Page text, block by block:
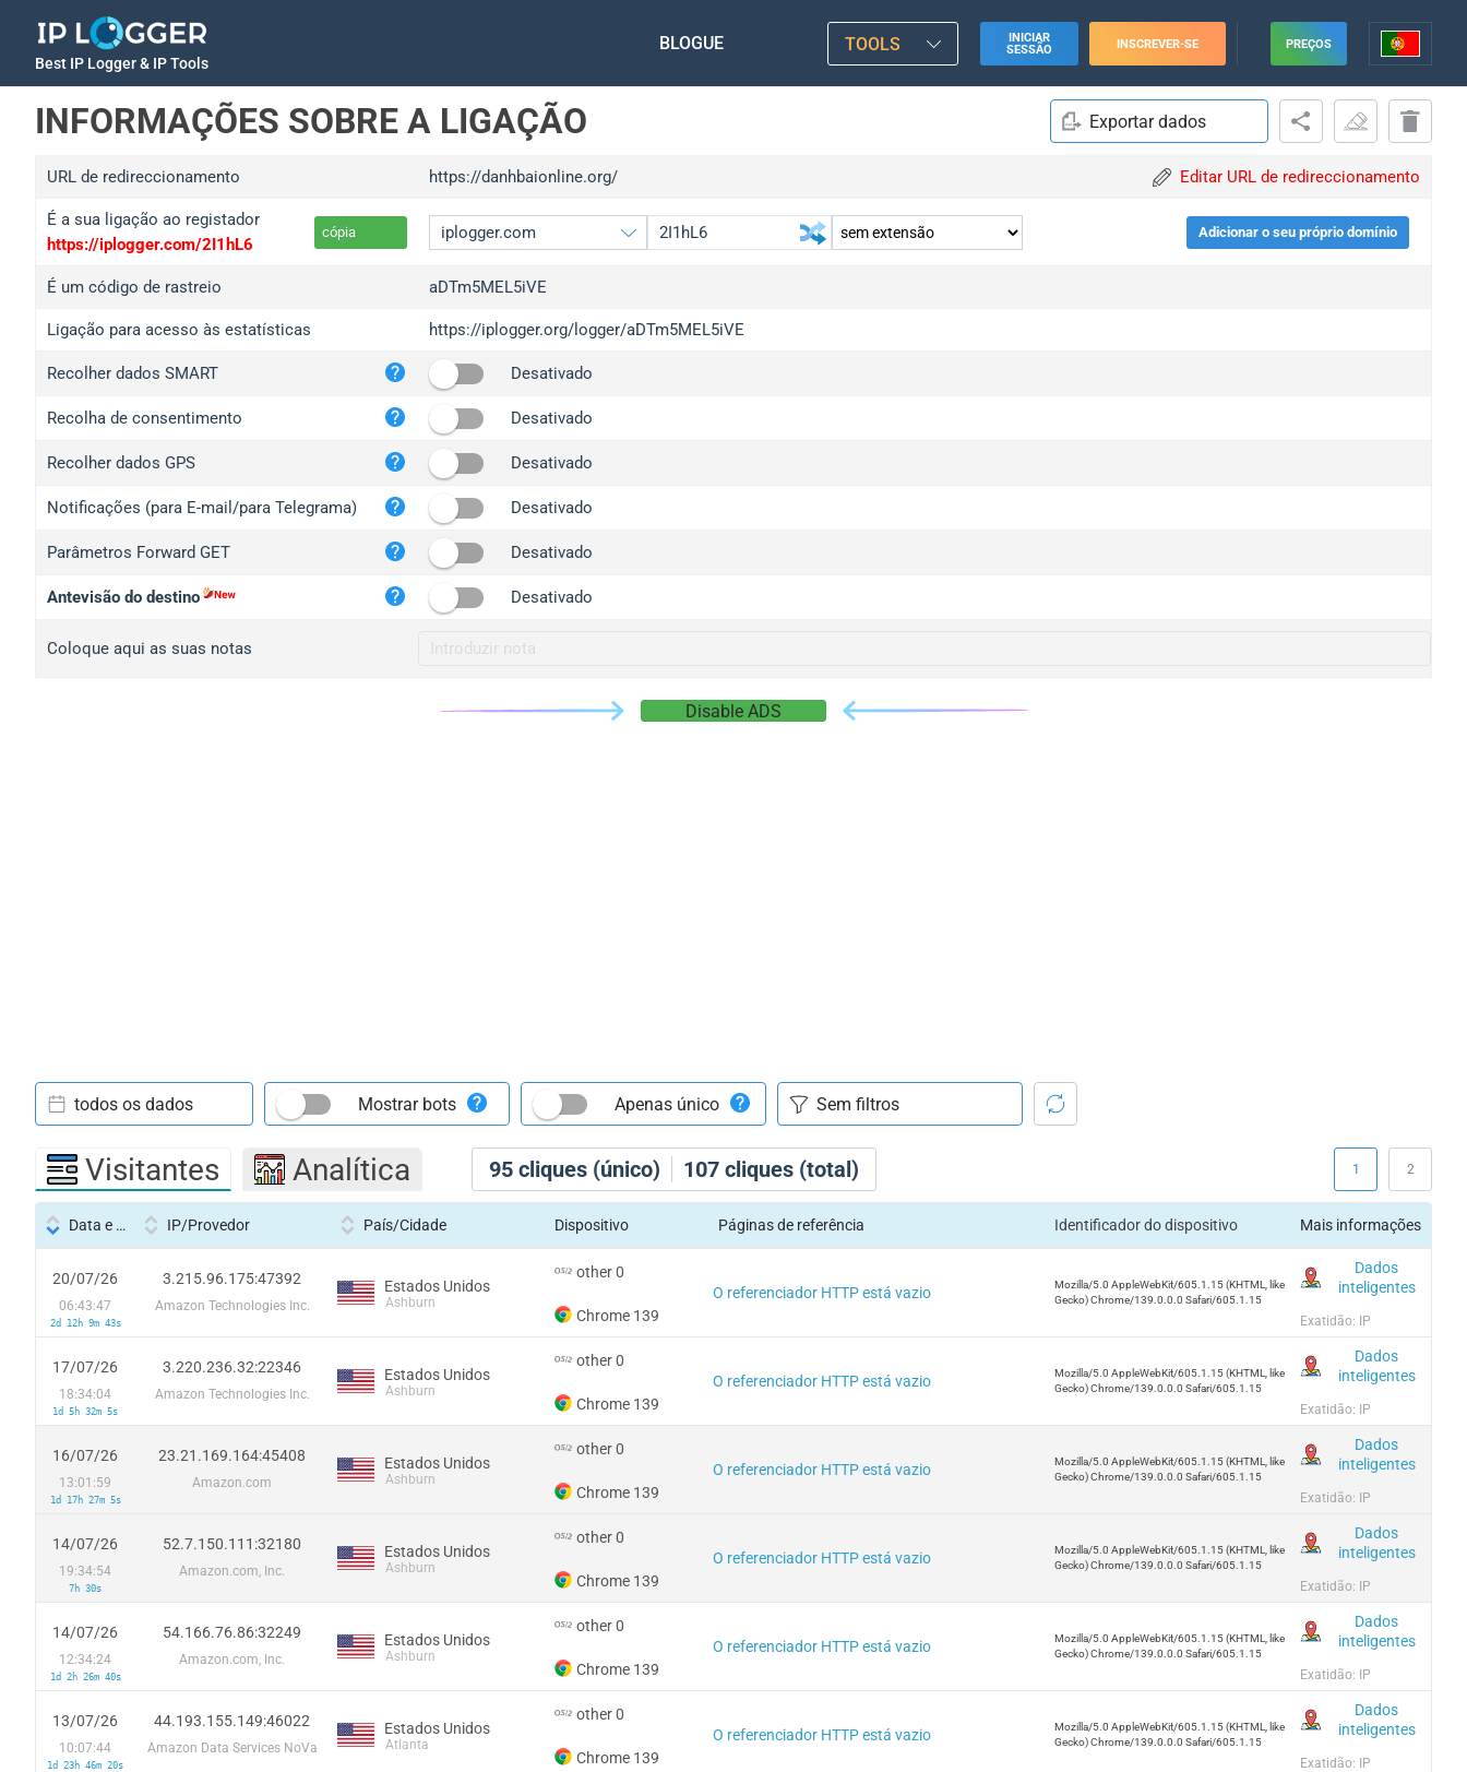
Best IP Logger & IP Tools
BLOGUE TOOLS
INICIAR
SESSÃO
INSCREVER-SE PREÇOS
INFORMAÇÕES SOBRE A LIGAÇÃO Exportar dados
URL de redireccionamento https://danhbaionline.org/ Editar URL de redireccionamento
É a sua ligação ao registador
https://iplogger.com/2I1hL6
cópia
iplogger.org
wl.gl
ed.tc
iplogger.com
iplogger.co
2no.co
yip.su
iplogger.info
Adicionar o seu próprio domínio
É um código de rastreio aDTm5MEL5iVE
Ligação para acesso às estatísticas https://iplogger.org/logger/aDTm5MEL5iVE
Recolher dados SMART Desativado
Recolha de consentimento Desativado
Recolher dados GPS Desativado
Notificações (para E-mail/para Telegrama) Desativado
Parâmetros Forward GET Desativado
Antevisão do destino Desativado
Coloque aqui as suas notas
Disable ADS
95 cliques (único) 107 cliques (total)
todos os dados Mostrar bots Apenas único
Visitantes Analítica 1 2
Data e hora IP/Provedor País/Cidade Dispositivo Páginas de referência Identificador do dispositivo Mais informações
20/07/26
06:43:47
2d 12h 9m 43s
3.215.96.175:47392
Amazon Technologies Inc.
Estados Unidos
Ashburn
other 0
Chrome 139
O referenciador HTTP está vazio
Mozilla/5.0 AppleWebKit/605.1.15 (KHTML, like
Gecko) Chrome/139.0.0.0 Safari/605.1.15
Dados
inteligentes
Exatidão: IP
17/07/26
18:34:04
1d 5h 32m 5s
3.220.236.32:22346
Amazon Technologies Inc.
Estados Unidos
Ashburn
other 0
Chrome 139
O referenciador HTTP está vazio
Mozilla/5.0 AppleWebKit/605.1.15 (KHTML, like
Gecko) Chrome/139.0.0.0 Safari/605.1.15
Dados
inteligentes
Exatidão: IP
16/07/26
13:01:59
1d 17h 27m 5s
23.21.169.164:45408
Amazon.com
Estados Unidos
Ashburn
other 0
Chrome 139
O referenciador HTTP está vazio
Mozilla/5.0 AppleWebKit/605.1.15 (KHTML, like
Gecko) Chrome/139.0.0.0 Safari/605.1.15
Dados
inteligentes
Exatidão: IP
14/07/26
19:34:54
7h 30s
52.7.150.111:32180
Amazon.com, Inc.
Estados Unidos
Ashburn
other 0
Chrome 139
O referenciador HTTP está vazio
Mozilla/5.0 AppleWebKit/605.1.15 (KHTML, like
Gecko) Chrome/139.0.0.0 Safari/605.1.15
Dados
inteligentes
Exatidão: IP
14/07/26
12:34:24
1d 2h 26m 40s
54.166.76.86:32249
Amazon.com, Inc.
Estados Unidos
Ashburn
other 0
Chrome 139
O referenciador HTTP está vazio
Mozilla/5.0 AppleWebKit/605.1.15 (KHTML, like
Gecko) Chrome/139.0.0.0 Safari/605.1.15
Dados
inteligentes
Exatidão: IP
13/07/26
10:07:44
1d 23h 46m 20s
44.193.155.149:46022
Amazon Data Services NoVa
Estados Unidos
Atlanta
other 0
Chrome 139
O referenciador HTTP está vazio
Mozilla/5.0 AppleWebKit/605.1.15 (KHTML, like
Gecko) Chrome/139.0.0.0 Safari/605.1.15
Dados
inteligentes
Exatidão: IP